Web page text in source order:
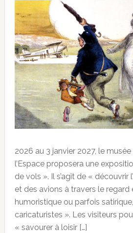
2026 au 3 janvier 2027, le musée
l’Espace proposera une
de vols ». Il s’agit de « découvrir
et des avions à travers le regard
humoristique ou parfois
caricaturistes ». Les visiteurs
« savourer à loisir […]